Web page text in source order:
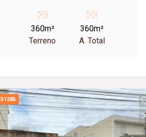
fácil acesso ao centro e completa
infraestrutura. Entre em contato e
agende uma visita!
360m²
Terreno
360m²
A. Total
51285